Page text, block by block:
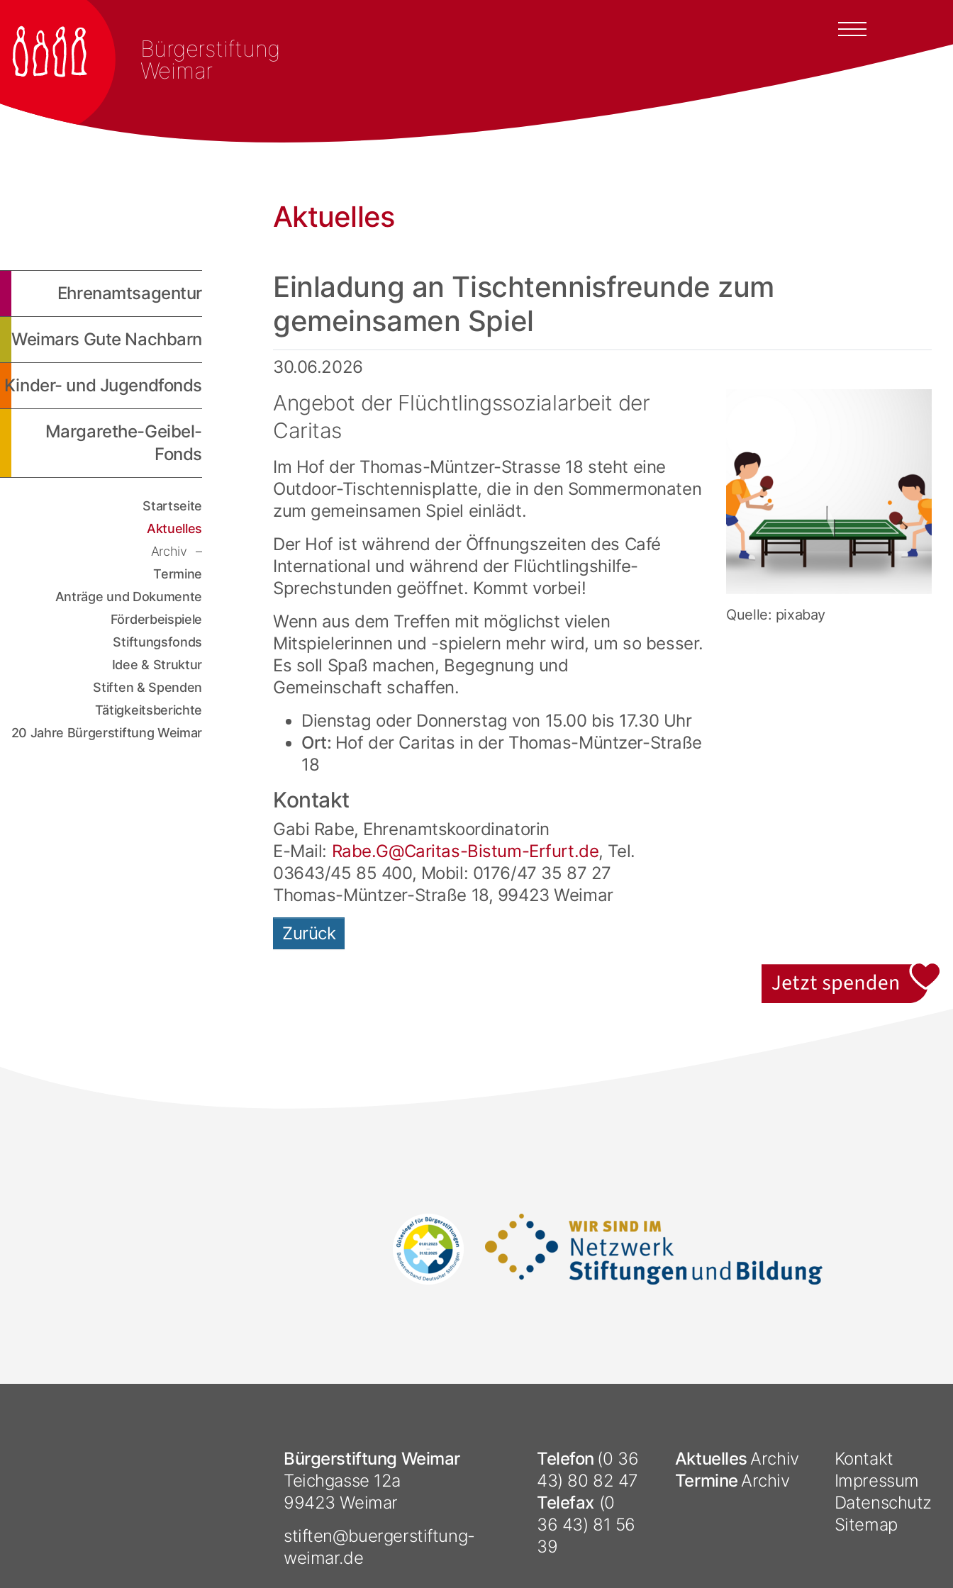
Bürgerstiftung
Weimar
Aktuelles
Ehrenamtsagentur
Weimars Gute Nachbarn
Kinder- und Jugendfonds
Margarethe-Geibel-
Fonds
Startseite
Aktuelles
Archiv
Termine
Anträge und Dokumente
Förderbeispiele
Stiftungsfonds
Idee & Struktur
Stiften & Spenden
Tätigkeitsberichte
20 Jahre Bürgerstiftung Weimar
Einladung an Tischtennisfreunde zum
gemeinsamen Spiel
30.06.2026
Angebot der Flüchtlingssozialarbeit der
Caritas
Im Hof der Thomas-Müntzer-Strasse 18 steht eine
Outdoor-Tischtennisplatte, die in den Sommermonaten
zum gemeinsamen Spiel einlädt.
Der Hof ist während der Öffnungszeiten des Café
International und während der Flüchtlingshilfe-
Sprechstunden geöffnet. Kommt vorbei!
Wenn aus dem Treffen mit möglichst vielen
Mitspielerinnen und -spielern mehr wird, um so besser.
Es soll Spaß machen, Begegnung und
Gemeinschaft schaffen.
Dienstag oder Donnerstag von 15.00 bis 17.30 Uhr
Ort: Hof der Caritas in der Thomas-Müntzer-Straße
18
Kontakt
Gabi Rabe, Ehrenamtskoordinatorin
E-Mail: Rabe.G@Caritas-Bistum-Erfurt.de, Tel.
03643/45 85 400, Mobil: 0176/47 35 87 27
Thomas-Müntzer-Straße 18, 99423 Weimar
Zurück
Quelle: pixabay
Jetzt spenden
Bürgerstiftung Weimar
Teichgasse 12a
99423 Weimar
stiften@buergerstiftung-
weimar.de
Telefon (0 36
43) 80 82 47
Telefax (0
36 43) 81 56
39
AktuellesArchiv
TermineArchiv
Kontakt
Impressum
Datenschutz
Sitemap